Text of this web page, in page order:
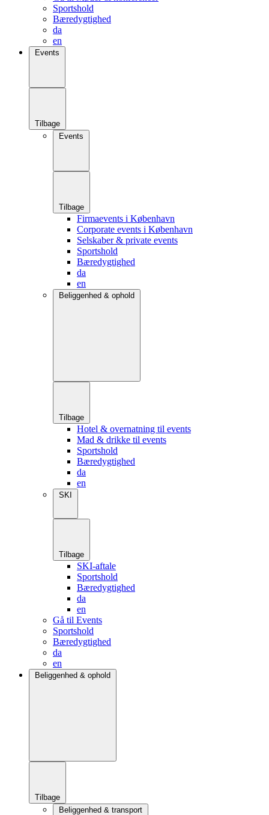
Sportshold
Bæredygtighed
da
en
Events
Tilbage
Events
Tilbage
Firmaevents i København
Corporate events i København
Selskaber & private events
Sportshold
Bæredygtighed
da
en
Beliggenhed & ophold
Tilbage
Hotel & overnatning til events
Mad & drikke til events
Sportshold
Bæredygtighed
da
en
SKI
Tilbage
SKI-aftale
Sportshold
Bæredygtighed
da
en
Gå til Events
Sportshold
Bæredygtighed
da
en
Beliggenhed & ophold
Tilbage
Beliggenhed & transport